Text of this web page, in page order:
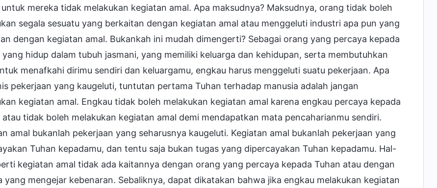
untuk mereka tidak melakukan kegiatan amal. Apa maksudnya? Maksudnya, orang tidak boleh
segala sesuatu yang berkaitan dengan kegiatan amal atau menggeluti industri apa pun yang
dengan kegiatan amal. Bukankah ini mudah dimengerti? Sebagai orang yang percaya kepada
yang hidup dalam tubuh jasmani, yang memiliki keluarga dan kehidupan, serta membutuhkan
menafkahi dirimu sendiri dan keluargamu, engkau harus menggeluti suatu pekerjaan. Apa
pekerjaan yang kaugeluti, tuntutan pertama Tuhan terhadap manusia adalah jangan
kegiatan amal. Engkau tidak boleh melakukan kegiatan amal karena engkau percaya kepada
atau tidak boleh melakukan kegiatan amal demi mendapatkan mata pencaharianmu sendiri.
amal bukanlah pekerjaan yang seharusnya kaugeluti. Kegiatan amal bukanlah pekerjaan yang
Tuhan kepadamu, dan tentu saja bukan tugas yang dipercayakan Tuhan kepadamu. Hal-
kegiatan amal tidak ada kaitannya dengan orang yang percaya kepada Tuhan atau dengan
yang mengejar kebenaran. Sebaliknya, dapat dikatakan bahwa jika engkau melakukan kegiatan